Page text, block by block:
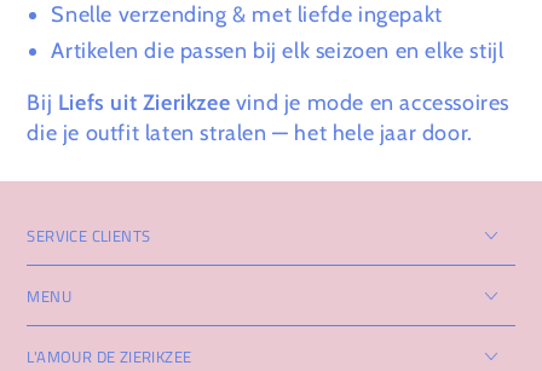
Snelle verzending & met liefde ingepakt
Artikelen die passen bij elk seizoen en elke stijl
Bij Liefs uit Zierikzee vind je mode en accessoires
die je outfit laten stralen — het hele jaar door.
SERVICE CLIENTS
MENU
L'AMOUR DE ZIERIKZEE